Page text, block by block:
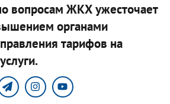
вопросам ЖКХ ужесточает
органами
тарифов на